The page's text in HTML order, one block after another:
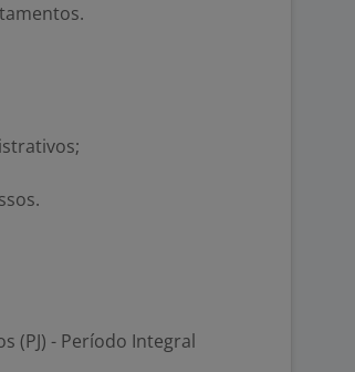
(PJ) - Período Integral